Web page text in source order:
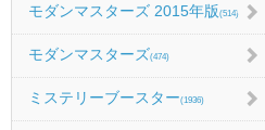
モダンマスターズ 2015年版(514)
モダンマスターズ(474)
ミステリーブースター(1936)